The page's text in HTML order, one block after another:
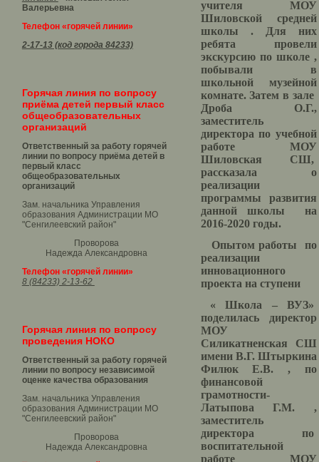
Валерьевна
Телефон «горячей линии»
2-17-13 (код города 84233)
Горячая линия по вопросу
приёма детей первый класс
общеобразовательных
организаций
Ответственный за работу горячей
линии по вопросу приёма детей в
первый класс
общеобразовательных
организаций
Зам. начальника Управления
образования Администрации МО
"Сенгилеевский район"
Проворова
Надежда Александровна
Телефон «горячей линии»
8 (84233) 2-13-62
Горячая линия по вопросу
проведения НОКО
Ответственный за работу горячей
линии по вопросу независимой
оценке качества образования
Зам. начальника Управления
образования Администрации МО
"Сенгилеевский район"
Проворова
Надежда Александровна
учителя МОУ
Шиловской средней
школы . Для них
ребята провели
экскурсию по школе ,
побывали в
школьной музейной
комнате. Затем в зале
Дроба О.Г.,
заместитель
директора по учебной
работе МОУ
Шиловская СШ,
рассказала о
реализации
программы развития
данной школы на
2016-2020 годы.
Опытом работы по
реализации
инновационного
проекта на ступени
« Школа – ВУЗ»
поделилась директор
МОУ
Силикатненская СШ
имени В.Г. Штыркина
Филюк Е.В. , по
финансовой
грамотности-
Латыпова Г.М. ,
заместитель
директора по
воспитательной
работе МОУ